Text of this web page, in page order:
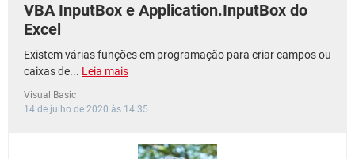
VBA InputBox e Application.InputBox do
Excel
Existem várias funções em programação para criar campos ou
caixas de... Leia mais
Visual Basic
14 de julho de 2020 às 14:35